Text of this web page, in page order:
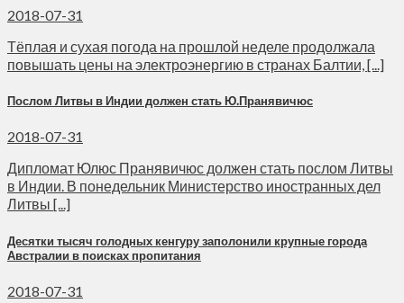
2018-07-31
Тёплая и сухая погода на прошлой неделе продолжала
повышать цены на электроэнергию в странах Балтии, [...]
Послом Литвы в Индии должен стать Ю.Пранявичюс
2018-07-31
Дипломат Юлюс Пранявичюс должен стать послом Литвы
в Индии. В понедельник Министерство иностранных дел
Литвы [...]
Десятки тысяч голодных кенгуру заполонили крупные города
Австралии в поисках пропитания
2018-07-31